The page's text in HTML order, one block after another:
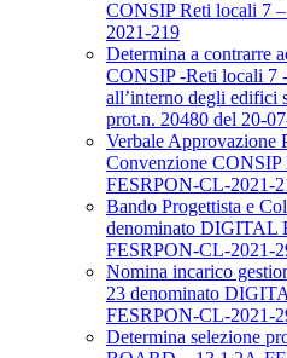
CONSIP Reti locali 7
2021-219
Determina a contrarre
CONSIP -Reti locali 7
all’interno degli edifici
prot.n. 20480 del 20-
Verbale Approvazione
Convenzione
FESRPON-CL-2021-
Bando Progettista e
denominato DIGITAL
FESRPON-CL-2021-
Nomina incarico
23 denominato
FESRPON-CL-2021-
Determina selezione